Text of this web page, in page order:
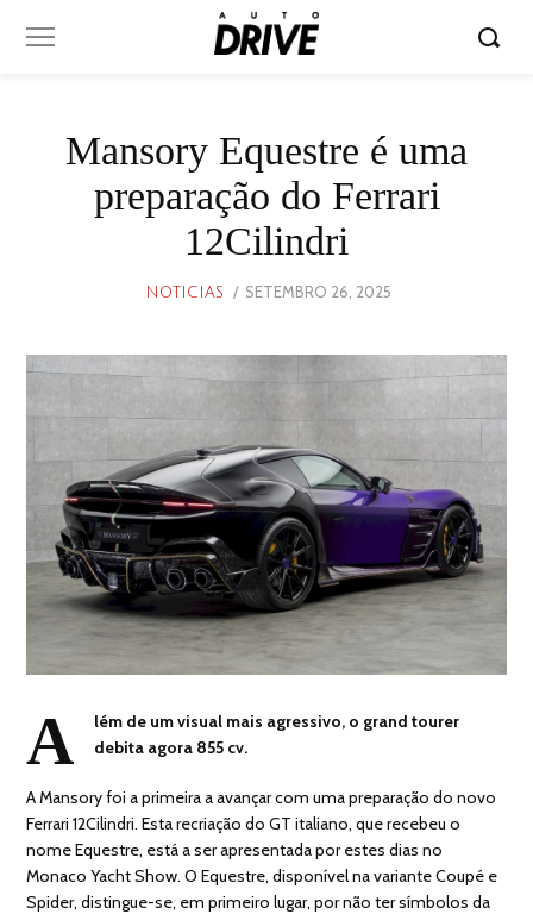
Mansory Equestre é uma
preparação do Ferrari
12Cilindri
NOTICIAS
POSTED
SETEMBRO 26, 2025
A
lém de um visual mais agressivo, o grand tourer
debita agora 855 cv.
A Mansory foi a primeira a avançar com uma preparação do novo
Ferrari 12Cilindri. Esta recriação do GT italiano, que recebeu o
nome Equestre, está a ser apresentada por estes dias no
Monaco Yacht Show. O Equestre, disponível na variante Coupé e
Spider, distingue-se, em primeiro lugar, por não ter símbolos da